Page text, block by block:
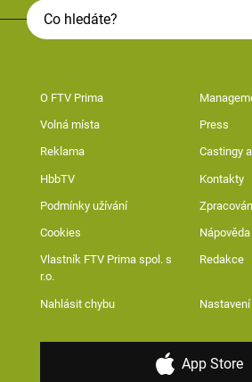
O FTV Prima
Volná místa Press
Reklama Castingy
HbbTV Kontakty
Podmínky užívání
Cookies Nápověda
Vlastník FTV Prima spol. s
r.o.
Redakce
Nahlásit chybu
App Store